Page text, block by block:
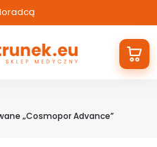
„Cosmopor Advance”